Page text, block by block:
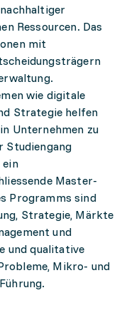
Ressourcen. Das
mit
wie digitale
Strategie helfen
Unternehmen zu
Studiengang
ein
Master-
Programms sind
Strategie, Märkte
und
und qualitative
Mikro- und